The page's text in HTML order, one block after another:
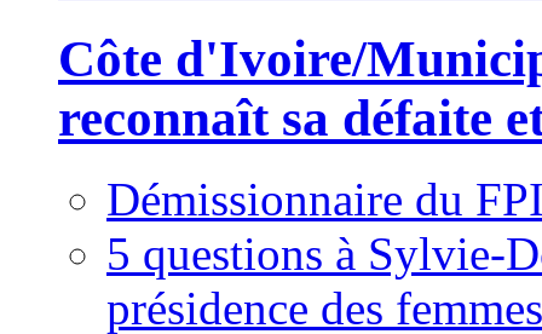
Côte d'Ivoire/
reconnaît sa défaite
Démissionnaire du
5 questions à Sylvie-
présidence des